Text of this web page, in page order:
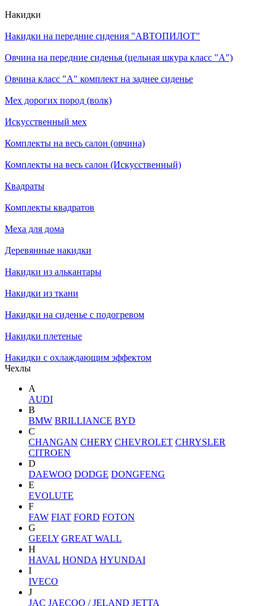
Накидки
Накидки на передние сидения "АВТОПИЛОТ"
Овчина на передние сиденья (цельная шкура класс "А")
Овчина класс "А" комплект на заднее сиденье
Мех дорогих пород (волк)
Искусственный мех
Комплекты на весь салон (овчина)
Комплекты на весь салон (Искусственный)
Квадраты
Комплекты квадратов
Меха для дома
Деревянные накидки
Накидки из алькантары
Накидки из ткани
Накидки на сиденье с подогревом
Накидки плетеные
Накидки с охлаждающим эффектом
Чехлы
A
AUDI
B
BMW BRILLIANCE BYD
C
CHANGAN CHERY CHEVROLET CHRYSLER
CITROEN
D
DAEWOO DODGE DONGFENG
E
EVOLUTE
F
FAW FIAT FORD FOTON
G
GEELY GREAT WALL
H
HAVAL HONDA HYUNDAI
I
IVECO
J
JAC JAECOO / JELAND JETTA